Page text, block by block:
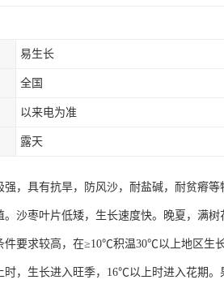
易生长
全国
以来电为准
露天
强，具有抗旱，防风沙，耐盐碱，耐贫瘠
。沙枣叶片低矮，生长速度快。晚夏，满
件要求较高，在≥10℃积温30℃以上地区生
，生长进入旺季，16℃以上时进入花期